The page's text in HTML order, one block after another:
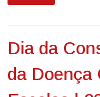
Dia da
da Doença